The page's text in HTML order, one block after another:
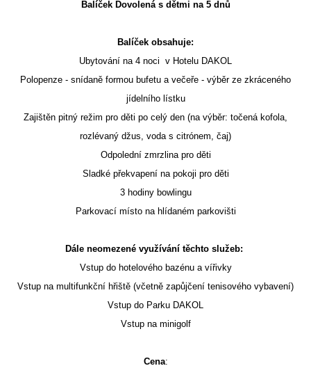
Balíček Dovolená s dětmi na 5 dnů
Balíček obsahuje:
Ubytování na 4 noci v Hotelu DAKOL
Polopenze - snídaně formou bufetu a večeře - výběr ze zkráceného
jídelního lístku
Zajištěn pitný režim pro děti po celý den (na výběr: točená kofola,
rozlévaný džus, voda s citrónem, čaj)
Odpolední zmrzlina pro děti
Sladké překvapení na pokoji pro děti
3 hodiny bowlingu
Parkovací místo na hlídaném parkovišti
Dále neomezené využívání těchto služeb:
Vstup do hotelového bazénu a vířivky
Vstup na multifunkční hřiště (včetně zapůjčení tenisového vybavení)
Vstup do Parku DAKOL
Vstup na minigolf
Cena: